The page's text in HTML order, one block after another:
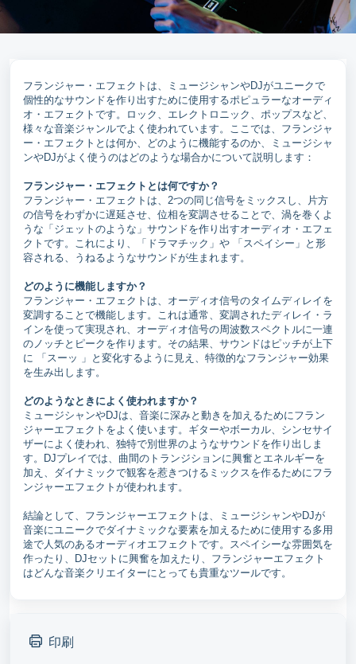
フランジャー・エフェクトは、ミュージシャンやDJがユニークで
個性的なサウンドを作り出すために使用するポピュラーなオーディ
オ・エフェクトです。ロック、エレクトロニック、ポップスなど、
様々な音楽ジャンルでよく使われています。ここでは、フランジャ
ー・エフェクトとは何か、どのように機能するのか、ミュージシャ
ンやDJがよく使うのはどのような場合かについて説明します：
フランジャー・エフェクトとは何ですか？
フランジャー・エフェクトは、2つの同じ信号をミックスし、片方
の信号をわずかに遅延させ、位相を変調させることで、渦を巻くよ
うな「ジェットのような」サウンドを作り出すオーディオ・エフェ
クトです。これにより、「ドラマチック」や 「スペイシー」と形
容される、うねるようなサウンドが生まれます。
どのように機能しますか？
フランジャー・エフェクトは、オーディオ信号のタイムディレイを
変調することで機能します。これは通常、変調されたディレイ・ラ
インを使って実現され、オーディオ信号の周波数スペクトルに一連
のノッチとピークを作ります。その結果、サウンドはピッチが上下
に 「スーッ 」と変化するように見え、特徴的なフランジャー効果
を生み出します。
どのようなときによく使われますか？
ミュージシャンやDJは、音楽に深みと動きを加えるためにフラン
ジャーエフェクトをよく使います。ギターやボーカル、シンセサイ
ザーによく使われ、独特で別世界のようなサウンドを作り出しま
す。DJプレイでは、曲間のトランジションに興奮とエネルギーを
加え、ダイナミックで観客を惹きつけるミックスを作るためにフラ
ンジャーエフェクトが使われます。
結論として、フランジャーエフェクトは、ミュージシャンやDJが
音楽にユニークでダイナミックな要素を加えるために使用する多用
途で人気のあるオーディオエフェクトです。スペイシーな雰囲気を
作ったり、DJセットに興奮を加えたり、フランジャーエフェクト
はどんな音楽クリエイターにとっても貴重なツールです。
印刷